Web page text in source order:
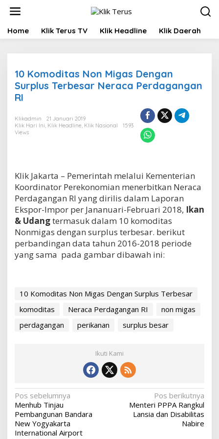
t
Home Klik Terus TV Klik Headline Klik Daerah
10 Komoditas Non Migas Dengan
Surplus Terbesar Neraca Perdagangan
RI
Klikadmin
21 Januari 2019
Klik Hari Ini, Klik Headline, Klik Nasional
1593
Views
Klik Jakarta – Pemerintah melalui Kementerian
Koordinator Perekonomian menerbitkan Neraca
Perdagangan RI yang dirilis dalam Laporan
Ekspor-Impor per Jananuari-Februari 2018, Ikan
& Udangtermasuk dalam 10 komoditas
Nonmigas dengan surplus terbesar. berikut
perbandingan data tahun 2016-2018 periode
yang sama pada gambar dibawah ini:
10 Komoditas Non Migas Dengan Surplus Terbesar
komoditas
Neraca Perdagangan RI
non migas
perdagangan
perikanan surplus besar
Ikuti Kami
N
a
v
Pos sebelumnya
Menhub Tinjau
Pembangunan Bandara
New Yogyakarta
International Airport
Pos berikutnya
Menteri PPPA Rangkul
Lansia dan Disabilitas
Nabire